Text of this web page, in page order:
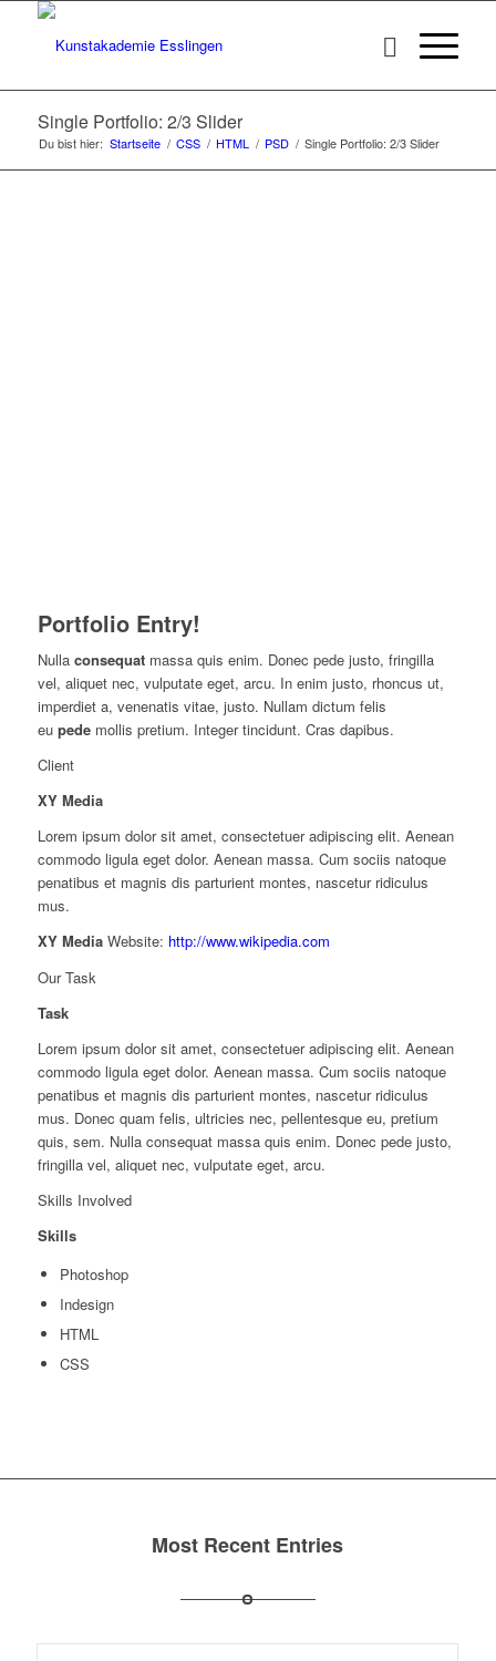
Single Portfolio: 2/3 Slider
Du bist hier: Startseite / CSS / HTML / PSD / Single Portfolio: 2/3 Slider
Portfolio Entry!
Nulla consequatmassa quis enim. Donec pede justo, fringilla
vel, aliquet nec, vulputate eget, arcu. In enim justo, rhoncus ut,
imperdiet a, venenatis vitae, justo. Nullam dictum felis
eu pedemollis pretium. Integer tincidunt. Cras dapibus.
Client
XY Media
Lorem ipsum dolor sit amet, consectetuer adipiscing elit. Aenean
commodo ligula eget dolor. Aenean massa. Cum sociis natoque
penatibus et magnis dis parturient montes, nascetur ridiculus
mus.
XY MediaWebsite: http://www.wikipedia.com
Our Task
Task
Lorem ipsum dolor sit amet, consectetuer adipiscing elit. Aenean
commodo ligula eget dolor. Aenean massa. Cum sociis natoque
penatibus et magnis dis parturient montes, nascetur ridiculus
mus. Donec quam felis, ultricies nec, pellentesque eu, pretium
quis, sem. Nulla consequat massa quis enim. Donec pede justo,
fringilla vel, aliquet nec, vulputate eget, arcu.
Skills Involved
Skills
Photoshop
Indesign
HTML
CSS
Most Recent Entries